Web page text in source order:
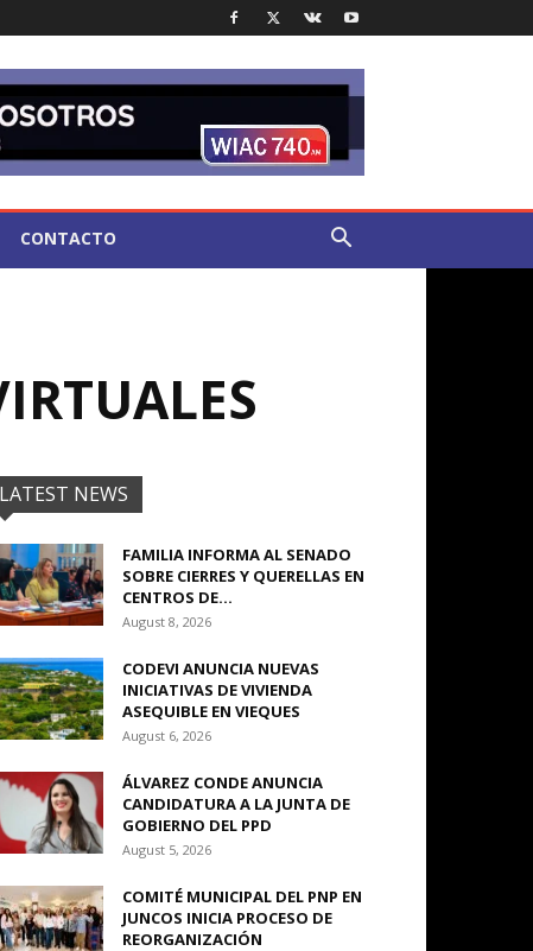
CONTACTO
LATEST NEWS
FAMILIA INFORMA AL SENADO
SOBRE CIERRES Y QUERELLAS EN
CENTROS DE...
August 8, 2026
CODEVI ANUNCIA NUEVAS
INICIATIVAS DE VIVIENDA
ASEQUIBLE EN VIEQUES
August 6, 2026
ÁLVAREZ CONDE ANUNCIA
CANDIDATURA A LA JUNTA DE
GOBIERNO DEL PPD
August 5, 2026
COMITÉ MUNICIPAL DEL PNP EN
JUNCOS INICIA PROCESO DE
REORGANIZACIÓN